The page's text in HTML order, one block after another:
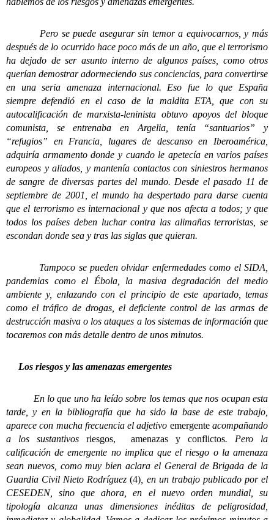
Pero se puede asegurar sin temor a equivocarnos, y más
después de lo ocurrido hace poco más de un año, que el terrorismo
ha dejado de ser asunto interno de algunos países, como otros
querían demostrar adormeciendo sus conciencias, para convertirse
en una seria amenaza internacional. Eso fue lo que España
siempre defendió en el caso de la maldita ETA, que con su
autocalificación de marxista-leninista obtuvo apoyos del bloque
comunista, se entrenaba en Argelia, tenía “santuarios” y
“refugios” en Francia, lugares de descanso en Iberoamérica,
adquiría armamento donde y cuando le apetecía en varios países
europeos y aliados, y mantenía contactos con siniestros hermanos
de sangre de diversas partes del mundo. Desde el pasado 11 de
septiembre de 2001, el mundo ha despertado para darse cuenta
que el terrorismo es internacional y que nos afecta a todos; y que
todos los países deben luchar contra las alimañas terroristas, se
escondan donde sea y tras las siglas que quieran.
Tampoco se pueden olvidar enfermedades como el SIDA,
pandemias como el Ébola, la masiva degradación del medio
ambiente y, enlazando con el principio de este apartado, temas
como el tráfico de drogas, el deficiente control de las armas de
destrucción masiva o los ataques a los sistemas de información que
tocaremos con más detalle dentro de unos minutos.
Los riesgos y las amenazas emergentes
En lo que uno ha leído sobre los temas que nos ocupan esta
tarde, y en la bibliografía que ha sido la base de este trabajo,
aparece con mucha frecuencia el adjetivo emergenteacompañando
a los sustantivosriesgos, amenazas y conflictos. Pero la
calificación de emergente no implica que el riesgo o la amenaza
sean nuevos, como muy bien aclara el General de Brigada de la
Guardia Civil Nieto Rodríguez(4) , en un trabajo publicado por el
CESEDEN, sino que ahora, en el nuevo orden mundial, su
tipología alcanza unas dimensiones inéditas de peligrosidad,